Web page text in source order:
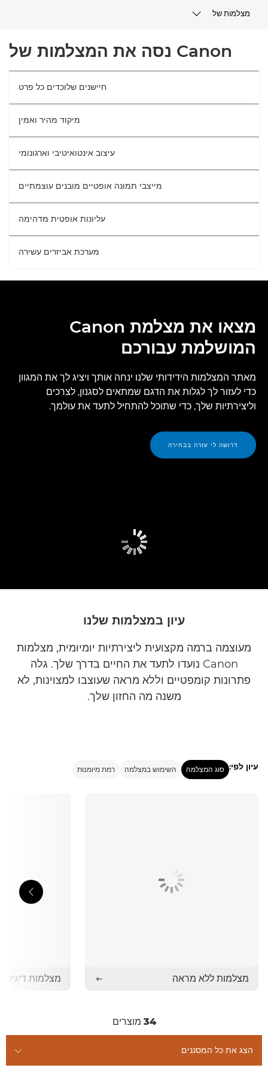
מצלמות של
עדשות ואביזרים
עצות וטכניקות
נסה את המצלמות של Canon
חיישנים שלוכדים כל פרט
מיקוד מהיר ואמין
עיצוב אינטואיטיבי וארגונומי
מייצבי תמונה אופטיים מובנים עוצמתיים
עליונות אופטית מדהימה
מערכת אביזרים עשירה
מצאו את מצלמת Canon
המושלמת עבורכם
מאתר המצלמות הידידותי שלנו ינחה אותך ויציג לך את המגוון
כדי לעזור לך לגלות את הדגם שמתאים לסגנון, לצרכים
וליצירתיות שלך, כדי שתוכל להתחיל לתעד את עולמך.
דרושה לי עזרה בבחירה
עיון במצלמות שלנו
מעוצמה ברמה מקצועית ליצירתיות יומיומית, מצלמות
Canon נועדו לתעד את החיים בדרך שלך. גלה
פתרונות קומפטיים וללא מראה שעוצבו למצוינות, לא
משנה מה החזון שלך.
עיון לפי: סוג המצלמה השימוש במצלמה רמת מיומנות
מצלמות ללא מראה מצלמות
34 מוצרים
הצג את כל המסננים